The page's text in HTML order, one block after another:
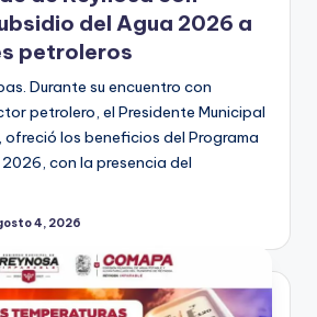
del Agua 2026 a
petroleros
Durante su encuentro con
petrolero, el Presidente Municipal
ofreció los beneficios del Programa
con la presencia del
4, 2026